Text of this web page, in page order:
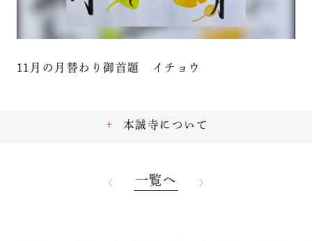
11月の月替わり御首題 イチョウ
本誠寺について
一覧へ